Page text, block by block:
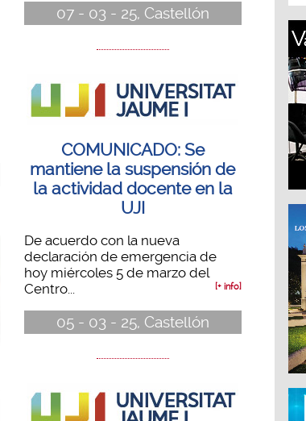
07 - 03 - 25, Castellón
COMUNICADO: Se
mantiene la suspensión de
la actividad docente en la
UJI
De acuerdo con la nueva
declaración de emergencia de
hoy miércoles 5 de marzo del
Centro...
[+ info]
05 - 03 - 25, Castellón